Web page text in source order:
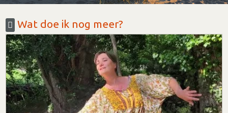
Wat doe ik nog meer?